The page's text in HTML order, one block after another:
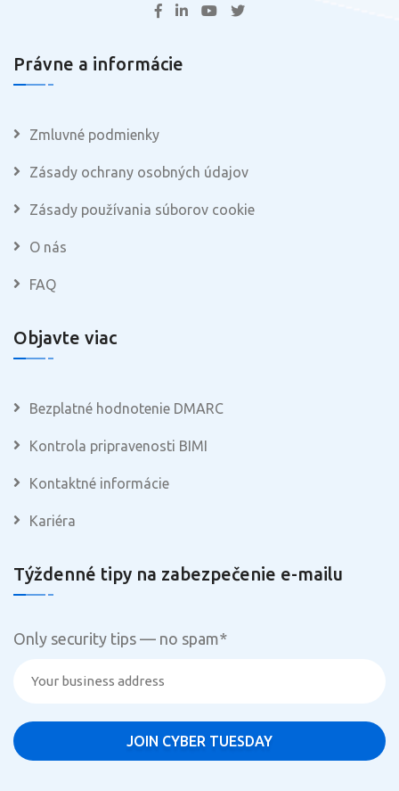
Právne a informácie
Zmluvné podmienky
Zásady ochrany osobných údajov
Zásady používania súborov cookie
O nás
FAQ
Objavte viac
Bezplatné hodnotenie DMARC
Kontrola pripravenosti BIMI
Kontaktné informácie
Kariéra
Týždenné tipy na zabezpečenie e-mailu
Only security tips — no spam*